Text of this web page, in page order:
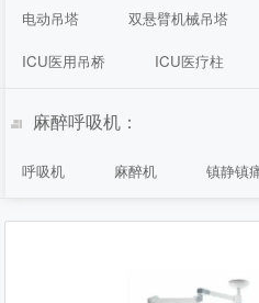
电动吊塔 双悬臂机械吊塔
ICU医用吊桥 ICU医疗柱
麻醉呼吸机：
呼吸机 麻醉机 镇静镇